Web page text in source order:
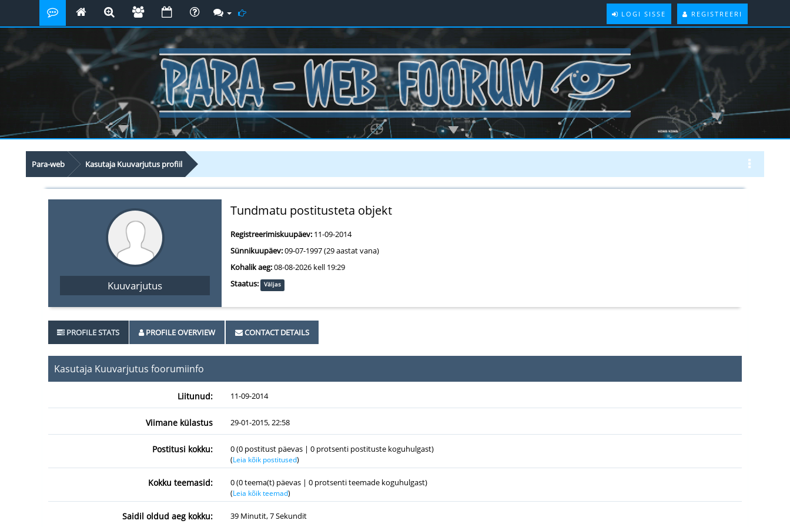
LOGI SISSE REGISTREERI
Para-web Kasutaja Kuuvarjutus profiil
Kuuvarjutus
Tundmatu postitusteta objekt
Registreerimiskuupäev: 11-09-2014
Sünnikuupäev:09-07-1997 (29 aastat vana)
Kohalik aeg:08-08-2026 kell 19:29
Staatus:
Väljas
PROFILE STATS PROFILE OVERVIEW CONTACT DETAILS
Kasutaja Kuuvarjutus foorumiinfo
Liitunud: 11-09-2014
Viimane külastus 29-01-2015, 22:58
Postitusi kokku: 0 (0 postitust päevas | 0 protsenti postituste koguhulgast)
(Leia kõik postitused)
Kokku teemasid: 0 (0 teema(t) päevas | 0 protsenti teemade koguhulgast)
(Leia kõik teemad)
Saidil oldud aeg kokku: 39 Minutit, 7 Sekundit